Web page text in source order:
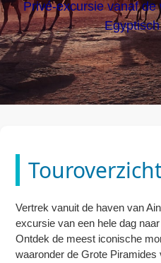
Privé-excursie vanaf de
Vertrek vanuit de haven van
excursie van een hele dag
Ontdek de meest iconische
waaronder de Grote